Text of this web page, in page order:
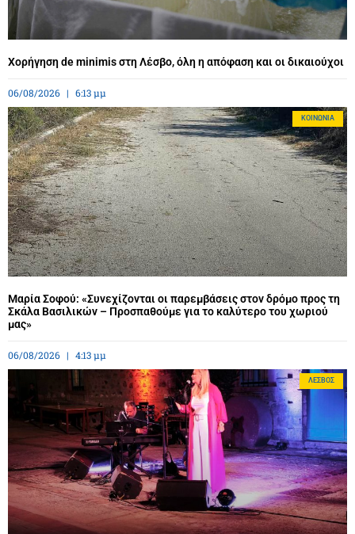
Χορήγηση de minimis στη Λέσβο, όλη η απόφαση και οι δικαιούχοι
06/08/2026 6:13 μμ
ΚΟΙΝΩΝΊΑ
Μαρία Σοφού: «Συνεχίζονται οι παρεμβάσεις στον δρόμο προς τη
Σκάλα Βασιλικών – Προσπαθούμε για το καλύτερο του χωριού
μας»
06/08/2026 4:13 μμ
ΛΈΣΒΟΣ